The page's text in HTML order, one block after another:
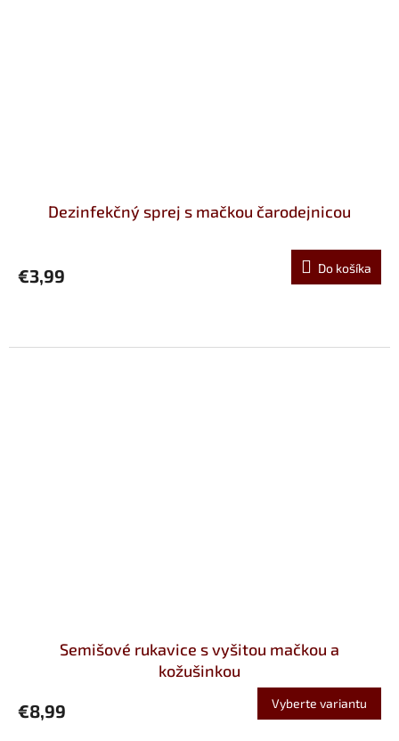
Dezinfekčný sprej s mačkou čarodejnicou
€3,99 Do košíka
Semišové rukavice s vyšitou mačkou a
kožušinkou
€8,99 Vyberte variantu